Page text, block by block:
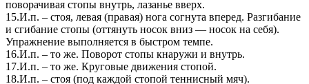
поворачивая стопы внутрь, лазанье вверх.
15.И.п. – стоя, левая (правая) нога согнута вперед. Разгибание
и сгибание стопы (оттянуть носок вниз — носок на себя).
Упражнение выполняется в быстром темпе.
16.И.п. – то же. Поворот стопы кнаружи и внутрь.
17.И.п. – то же. Круговые движения стопой.
18.И.п. – стоя (под каждой стопой теннисный мяч).